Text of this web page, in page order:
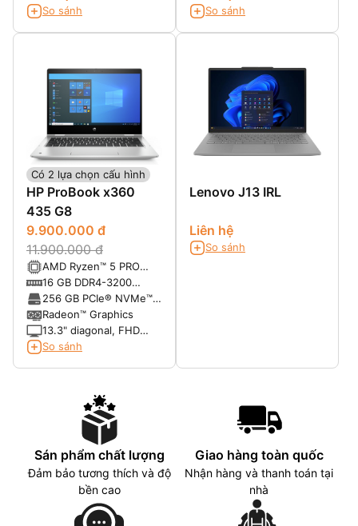
So sánh So sánh
Có 2 lựa chọn cấu hình
HP ProBook x360
435 G8
9.900.000 đ
11.900.000 đ
AMD Ryzen™ 5 PRO
5600U with Radeon™
Graphics (2.3 GHz base
clock, up to 4.2 GHz
max boost clock, 16 MB
L3 cache, 6 cores)
16 GB DDR4-3200
SDRAM
256 GB PCIe® NVMe™
M.2 Value SSD TLC
Radeon™ Graphics
13.3" diagonal, FHD
(1920 x 1080), touch,
72% NTSC
So sánh
Lenovo J13 IRL
Liên hệ
So sánh
Sán phẩm chất lượng
Đảm bảo tương thích và độ
bền cao
Giao hàng toàn quốc
Nhận hàng và thanh toán tại
nhà